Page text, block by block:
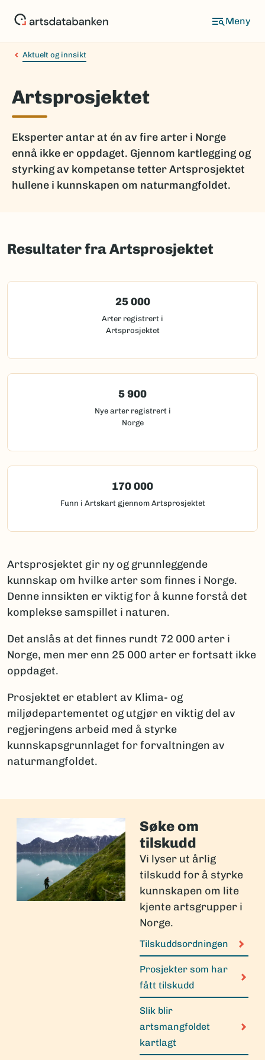
Aktuelt og innsikt
Artsprosjektet
Eksperter antar at én av fire arter i Norge
ennå ikke er oppdaget. Gjennom kartlegging og
styrking av kompetanse tetter Artsprosjektet
hullene i kunnskapen om naturmangfoldet.
Resultater fra Artsprosjektet
25 000
Arter registrert i
Artsprosjektet
5 900
Nye arter registrert i
Norge
170 000
Funn i Artskart gjennom Artsprosjektet
Artsprosjektet gir ny og grunnleggende
kunnskap om hvilke arter som finnes i Norge.
Denne innsikten er viktig for å kunne forstå det
komplekse samspillet i naturen.
Det anslås at det finnes rundt 72 000 arter i
Norge, men mer enn 25 000 arter er fortsatt ikke
oppdaget.
Prosjektet er etablert av Klima- og
miljødepartementet og utgjør en viktig del av
regjeringens arbeid med å styrke
kunnskapsgrunnlaget for forvaltningen av
naturmangfoldet.
Søke om
tilskudd
Vi lyser ut årlig
tilskudd for å styrke
kunnskapen om lite
kjente artsgrupper i
Norge.
Tilskuddsordningen
Prosjekter som har
fått tilskudd
Slik blir
artsmangfoldet
kartlagt